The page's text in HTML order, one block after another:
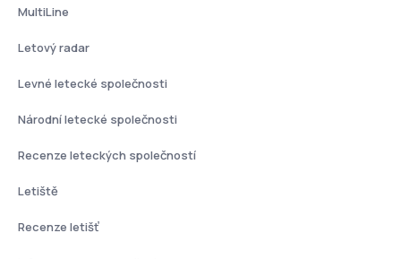
MultiLine
Letový radar
Levné letecké společnosti
Národní letecké společnosti
Recenze leteckých společností
Letiště
Recenze letišť